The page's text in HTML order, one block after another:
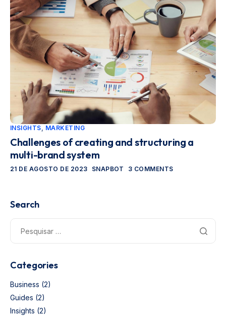
INSIGHTS, MARKETING
Challenges of creating and structuring a
multi-brand system
21 DE AGOSTO DE 2023 SNAPBOT 3 COMMENTS
Search
Categories
Business (2)
Guides (2)
Insights (2)